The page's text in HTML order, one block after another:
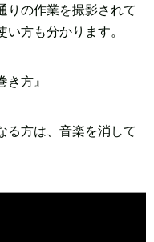
りの作業を撮影されて
方も分かります。
方』
る方は、音楽を消して